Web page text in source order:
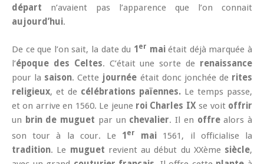
départ n’avaient pas l’apparence que l’on connait
aujourd’hui.
De ce que l’on sait, la date du 1 er maiétait déjà marquée à
l’époque des Celtes. C’était une sorte de renaissance
pour la saison. Cette journée était donc jonchée derites
religieux, et de célébrations païennes. Le temps passe,
et on arrive en 1560. Le jeune roi Charles IXse voit offrir
un brin de muguet par un chevalier. Il en offrealors à
son tour à la cour. Le1 er mai 1561, il officialise la
tradition. Le muguet revient au début du XXème siècle,